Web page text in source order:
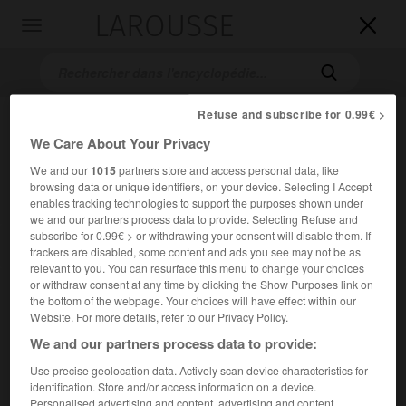


Accueil>Encyclopédie [personnage]>Christophe Louis Léon
Juchault de Lamoricière
Christophe Louis Léon
Juchault de Lamoricière
Général et homme politique français (Nantes 1806-château
de Prouzel, près d'Amiens, 1865).
Refuse and subscribe for 0.99€ >
We Care About Your Privacy
We and our1015partners store and access personal data, like
browsing data or unique identifiers, on your device. Selecting I Accept
enables tracking technologies to support the purposes shown under
we and our partners process data to provide. Selecting Refuse and
subscribe for 0.99€ > or withdrawing your consent will disable them. If
trackers are disabled, some content and ads you see may not be as
relevant to you. You can resurface this menu to change your choices
or withdraw consent at any time by clicking the Show Purposes link on
the bottom of the webpage. Your choices will have effect within our
Website. For more details, refer to our Privacy Policy.
We and our partners process data to provide:
Use precise geolocation data. Actively scan device characteristics for
identification. Store and/or access information on a device.
Personalised advertising and content, advertising and content